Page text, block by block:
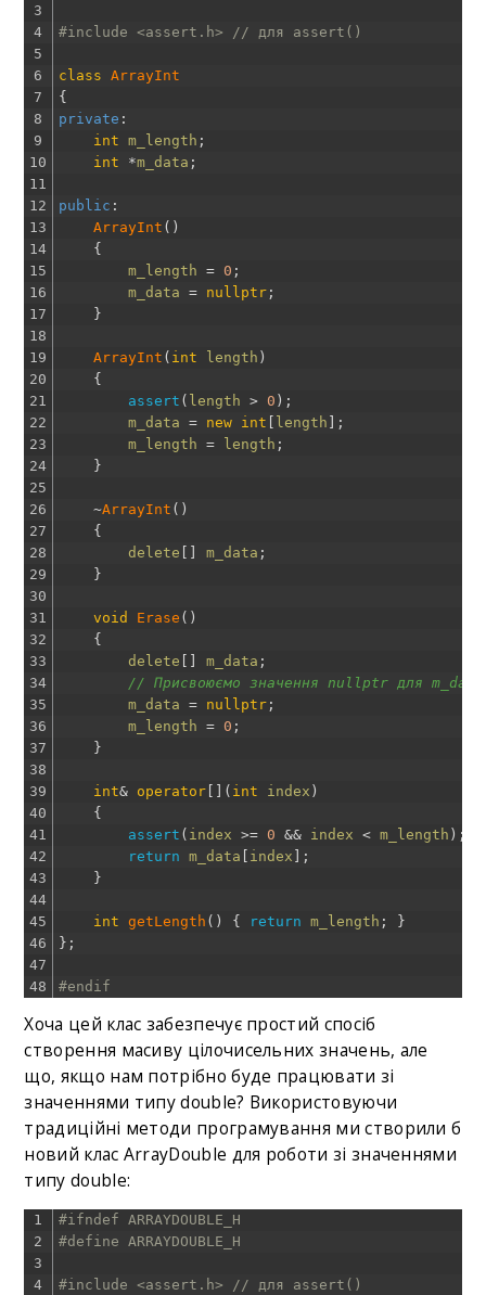
3
4
5
6
7
8
9
10
11
12
13
14
15
16
17
18
19
20
21
22
23
24
25
26
27
28
29
30
31
32
33
34
35
36
37
38
39
40
41
42
43
44
45
46
47
48
#include <assert.h> // для assert()
class
ArrayInt
{
private :
int
m_length ;
int
*m_data ;
public :
ArrayInt ( )
{
m_length
= 0 ;
m_data
= nullptr ;
}
ArrayInt ( int length )
{
assert ( length > 0 ) ;
m_data
= new int length
;
m_length
= length ;
}
~ArrayInt ( )
{
delete
m_data ;
}
void Erase ( )
{
delete
m_data ;
// Присвоюємо значення nullptr для
m_data
= nullptr ;
m_length
= 0 ;
}
int& operator ( int index )
{
assert ( index >= 0 && index < m_length ) ;
return
m_data index
;
}
int getLength ( ) { return m_length ;
}
} ;
#endif
Хоча цей клас забезпечує простий спосіб
створення масиву цілочисельних значень, але
що, якщо нам потрібно буде працювати зі
значеннями типу double? Використовуючи
традиційні методи програмування ми створили б
новий клас ArrayDouble для роботи зі значеннями
типу double:
1
2
3
4
#ifndef ARRAYDOUBLE_H
#define ARRAYDOUBLE_H
#include <assert.h> // для assert()